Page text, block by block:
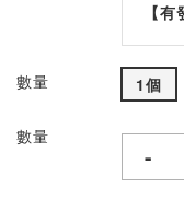
【
數量 1個
數量
-